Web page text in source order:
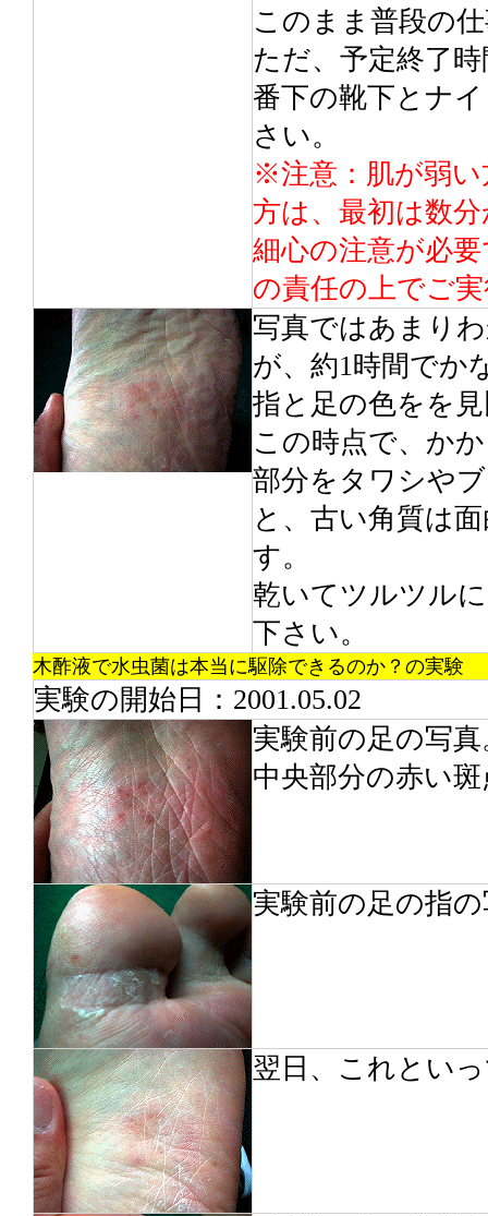
このまま普段の
ただ、予定終了
番下の靴下とナ
さい。
※注意：肌が弱
方は、最初は数
細心の注意が必
の責任の上でご
写真ではあまり
が、約1時間でか
指と足の色をを
この時点で、か
部分をタワシや
と、古い角質は
す。
乾いてツルツル
下さい。
木酢液で水虫菌は本当に駆除できるのか？の実験
実験の開始日：2001.05.02
実験前の足の写真
中央部分の赤い
実験前の足の指
翌日、これとい